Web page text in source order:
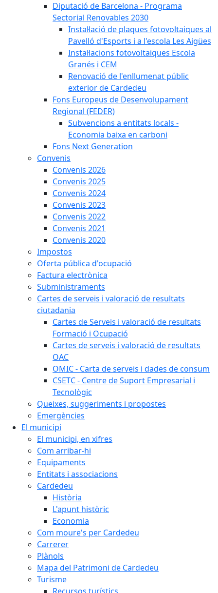
Diputació de Barcelona - Programa
Sectorial Renovables 2030
Instal·lació de plaques fotovoltaiques al
Pavelló d'Esports i a l'escola Les Aigües
Instal·lacions fotovoltaiques Escola
Granés i CEM
Renovació de l'enllumenat públic
exterior de Cardedeu
Fons Europeus de Desenvolupament
Regional (FEDER)
Subvencions a entitats locals -
Economia baixa en carboni
Fons Next Generation
Convenis
Convenis 2026
Convenis 2025
Convenis 2024
Convenis 2023
Convenis 2022
Convenis 2021
Convenis 2020
Impostos
Oferta pública d'ocupació
Factura electrònica
Subministraments
Cartes de serveis i valoració de resultats
ciutadania
Cartes de Serveis i valoració de resultats
Formació i Ocupació
Cartes de serveis i valoració de resultats
OAC
OMIC - Carta de serveis i dades de consum
CSETC - Centre de Suport Empresarial i
Tecnològic
Queixes, suggeriments i propostes
Emergències
El municipi
El municipi, en xifres
Com arribar-hi
Equipaments
Entitats i associacions
Cardedeu
Història
L'apunt històric
Economia
Com moure's per Cardedeu
Carrerer
Plànols
Mapa del Patrimoni de Cardedeu
Turisme